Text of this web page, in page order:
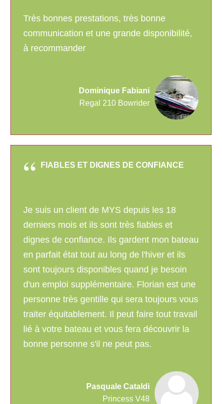
Très bonnes prestations, très bonne
communication et une grande disponibilité,
à recommander
Dominique Fabiani
Regal 210 Bowrider
FIABLES ET DIGNES DE CONFIANCE
Je suis un client de MYS depuis les 18
derniers mois et ils sont très fiables et
dignes de confiance. Ils gardent mon bateau
en parfait état tout au long de l'hiver et ils
sont toujours disponibles quand je besoin
d'un emploi supplémentaire. Florian est une
personne très gentille qui sera toujours vous
traiter équitablement. Il peut faire tout travail
lié à votre bateau et vous fera découvrir la
bonne personne s'il ne peut pas.
Pasquale Cataldi
Princess V48